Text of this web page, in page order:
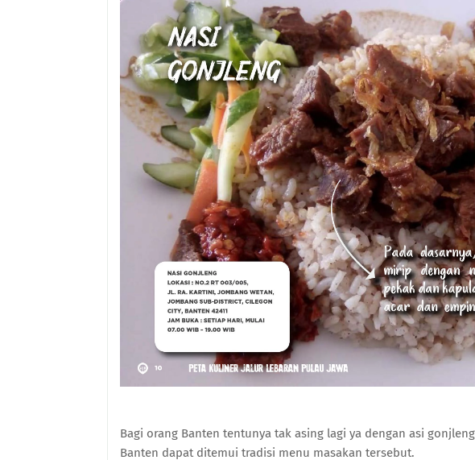
Bagi orang Banten tentunya tak asing lagi ya dengan asi
Banten dapat ditemui tradisi menu masakan tersebut.